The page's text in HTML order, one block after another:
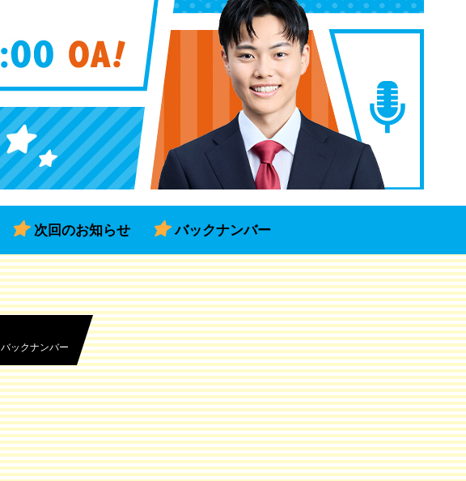
次回のお知らせ バックナンバー
バックナンバー